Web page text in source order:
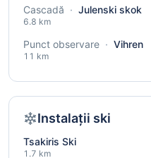
Cascadă · Julenski skok
6.8 km
Punct observare · Vihren
11 km
Instalații ski
Tsakiris Ski
1.7 km